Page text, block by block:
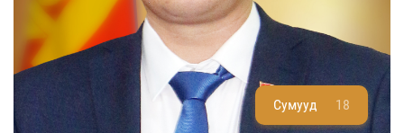
Сумууд 18